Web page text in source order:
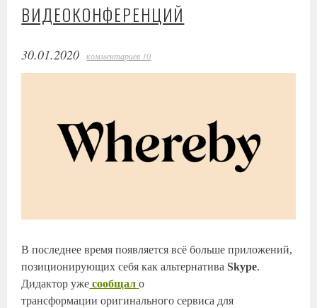
ВИДЕОКОНФЕРЕНЦИЙ
30.01.2020 комментариев 10
В последнее время появляется всё больше приложений,
позиционирующих себя как альтернатива Skype.
Дидактор уже сообщал о
трансформации оригинального сервиса для